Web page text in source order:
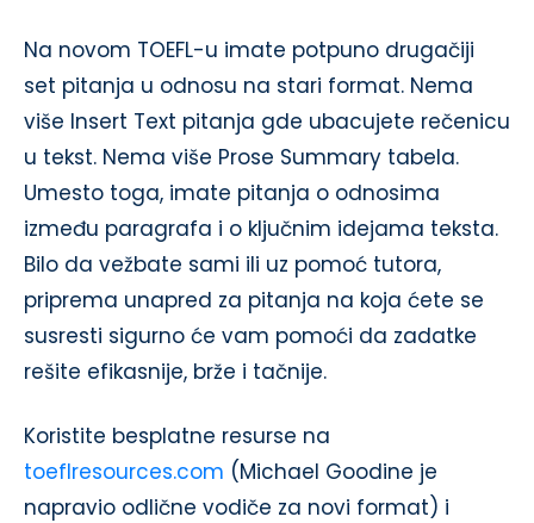
Na novom TOEFL-u imate potpuno drugačiji
set pitanja u odnosu na stari format. Nema
više Insert Text pitanja gde ubacujete rečenicu
u tekst. Nema više Prose Summary tabela.
Umesto toga, imate pitanja o odnosima
između paragrafa i o ključnim idejama teksta.
Bilo da vežbate sami ili uz pomoć tutora,
priprema unapred za pitanja na koja ćete se
susresti sigurno će vam pomoći da zadatke
rešite efikasnije, brže i tačnije.
Koristite besplatne resurse na
toeflresources.com (Michael Goodine je
napravio odlične vodiče za novi format) i